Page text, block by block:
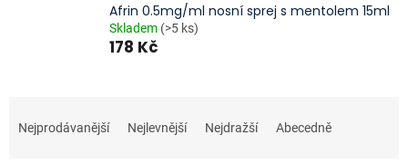
Afrin 0.5mg/ml nosní sprej s mentolem 15ml
Skladem (>5 ks)
178 Kč
aNejprodávanější Nejlevnější Nejdražší Abecedně